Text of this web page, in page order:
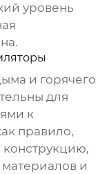
уровень
и горячего
для
к
правило,
и